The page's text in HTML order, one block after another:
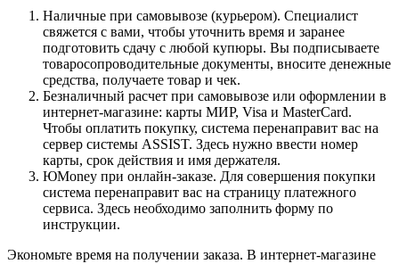
Наличные при самовывозе (курьером). Специалист
свяжется с вами, чтобы уточнить время и заранее
подготовить сдачу с любой купюры. Вы подписываете
товаросопроводительные документы, вносите денежные
средства, получаете товар и чек.
Безналичный расчет при самовывозе или оформлении в
интернет-магазине: карты МИР, Visa и MasterCard.
Чтобы оплатить покупку, система перенаправит вас на
сервер системы ASSIST. Здесь нужно ввести номер
карты, срок действия и имя держателя.
ЮMoney при онлайн-заказе. Для совершения покупки
система перенаправит вас на страницу платежного
сервиса. Здесь необходимо заполнить форму по
инструкции.
Экономьте время на получении заказа. В интернет-магазине